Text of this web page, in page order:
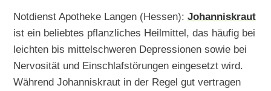
Notdienst Apotheke Langen (Hessen):Johanniskraut
ist ein beliebtes pflanzliches Heilmittel, das häufig bei
leichten bis mittelschweren Depressionen sowie bei
Nervosität und Einschlafstörungen eingesetzt wird.
Während Johanniskraut in der Regel gut vertragen